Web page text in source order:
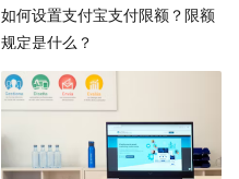
如何设置支付宝支付限额？限额
规定是什么？